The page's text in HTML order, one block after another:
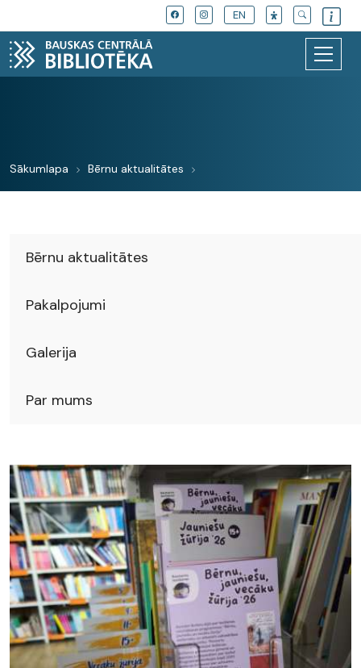
EN
Sākumlapa Bērnu aktualitātes
Bērnu aktualitātes
Pakalpojumi
Galerija
Par mums